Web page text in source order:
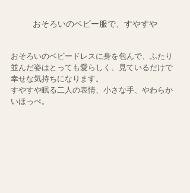
おそろいのベビー服で、すやすや
おそろいのベビードレスに身を包んで、ふたり
並んだ姿はとっても愛らしく、見ているだけで
幸せな気持ちになります。
すやすや眠る二人の表情、小さな手、やわらか
いほっぺ。